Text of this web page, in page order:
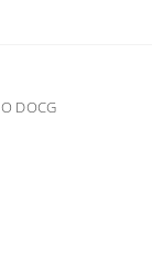
DOCG